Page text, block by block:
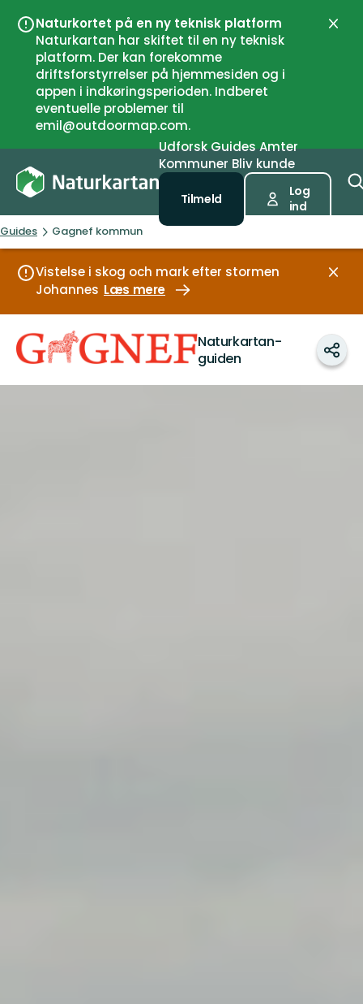
Naturkortet på en ny teknisk platform
Naturkartan har skiftet til en ny teknisk
platform. Der kan forekomme
driftsforstyrrelser på hjemmesiden og i
appen i indkøringsperioden. Indberet
eventuelle problemer til
emil@outdoormap.com.
Luk
UdforskGuidesAmter
Kommuner Bliv kunde
Tilmeld
Log
ind
Guides Gagnef kommun
Vistelse i skog och mark efter stormen
Johannes Læs mere
Luk
Gagnef
kommun
Naturkartan-
guiden
Del